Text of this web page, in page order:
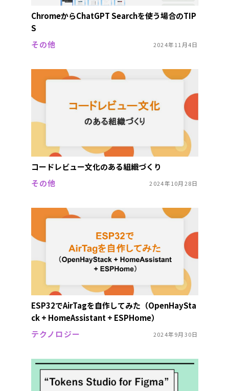
ChromeからChatGPT Searchを使う場合のTIP
S
その他
2024年11月4日
コードレビュー文化のある組織づくり
その他
2024年10月28日
ESP32でAirTagを自作してみた（OpenHaySta
ck + HomeAssistant + ESPHome）
テクノロジー
2024年9月30日